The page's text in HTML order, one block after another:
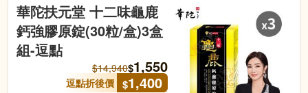
華陀扶元堂 十二味龜鹿
鈣強膠原錠(30粒/盒)3盒
組-逗點
$14,940$1,550
逗點折後價 $1,400